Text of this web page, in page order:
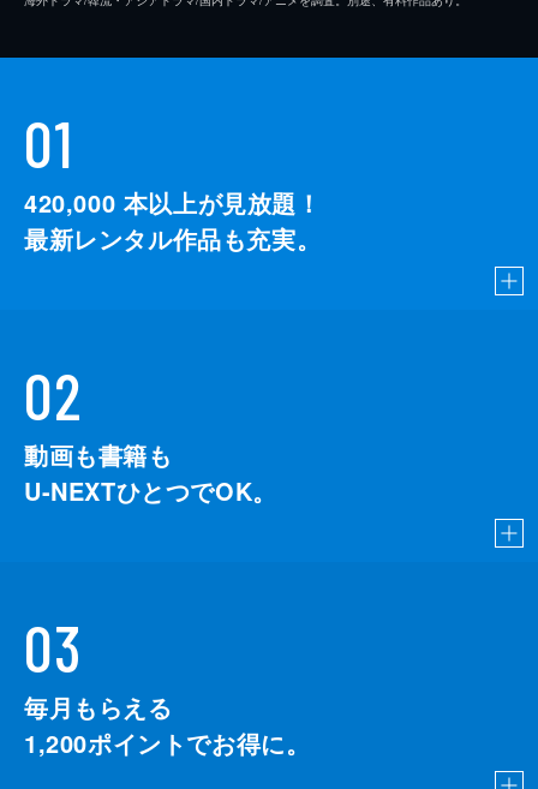
01
420,000 本以上が見放題！
最新レンタル作品も充実。
02
動画も書籍も
U-NEXTひとつでOK。
03
毎月もらえる
1,200ポイントでお得に。